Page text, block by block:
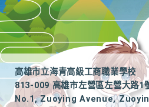
高雄市立海青高級工商職業學校
813-009 高雄市左營區左營大路1
No.1, Zuoying Avenue,